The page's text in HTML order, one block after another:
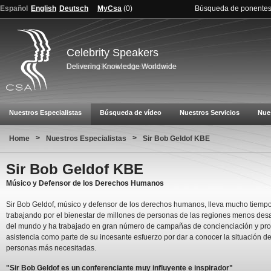
Español English Deutsch MyCsa (0) Búsqueda de ponentes
Celebrity Speakers
Nuestros Especialistas Búsqueda de vídeo Nuestros Servicios
Home > Nuestros Especialistas > Sir Bob Geldof KBE
Sir Bob Geldof KBE
Músico y Defensor de los Derechos Humanos
Sir Bob Geldof, músico y defensor de los derechos humanos, lleva mucho
trabajando por el bienestar de millones de personas de las regiones menos
del mundo y ha trabajado en gran número de campañas de concienciación y
asistencia como parte de su incesante esfuerzo por dar a conocer la situación
personas más necesitadas.
"Sir Bob Geldof es un conferenciante muy influyente e inspirador"